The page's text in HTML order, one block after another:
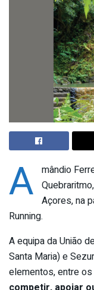
A mândio
Açores, na
Running.
A equipa da União
Santa Maria) e
elementos, entre